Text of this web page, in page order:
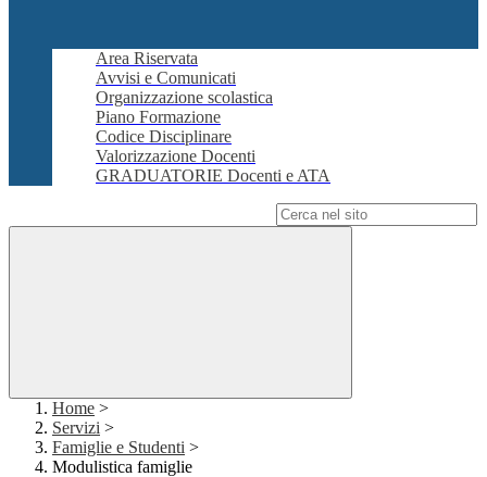
Area Riservata
Avvisi e Comunicati
Organizzazione scolastica
Piano Formazione
Codice Disciplinare
Valorizzazione Docenti
GRADUATORIE Docenti e ATA
Home >
Servizi >
Famiglie e Studenti >
Modulistica famiglie